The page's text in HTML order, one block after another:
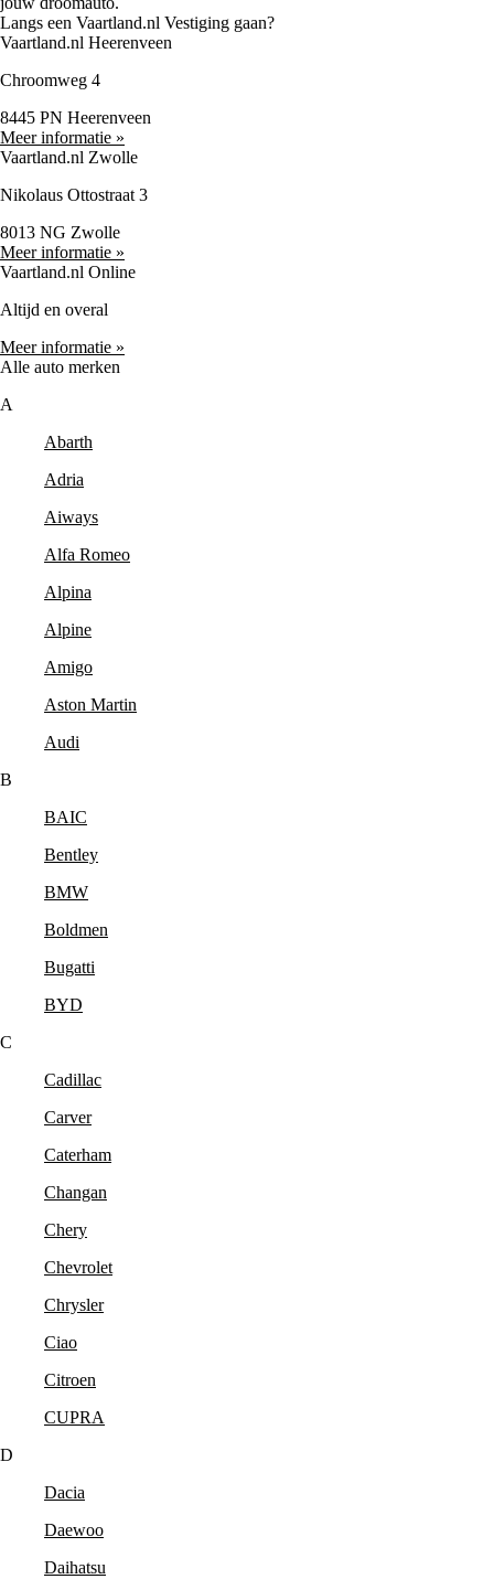
Langs een Vaartland.nl Vestiging gaan?
Vaartland.nl Heerenveen
Chroomweg 4
8445 PN Heerenveen
Meer informatie »
Vaartland.nl Zwolle
Nikolaus Ottostraat 3
8013 NG Zwolle
Meer informatie »
Vaartland.nl Online
Altijd en overal
Meer informatie »
Alle auto merken
A
Abarth
Adria
Aiways
Alfa Romeo
Alpina
Alpine
Amigo
Aston Martin
Audi
B
BAIC
Bentley
BMW
Boldmen
Bugatti
BYD
C
Cadillac
Carver
Caterham
Changan
Chery
Chevrolet
Chrysler
Ciao
Citroen
CUPRA
D
Dacia
Daewoo
Daihatsu